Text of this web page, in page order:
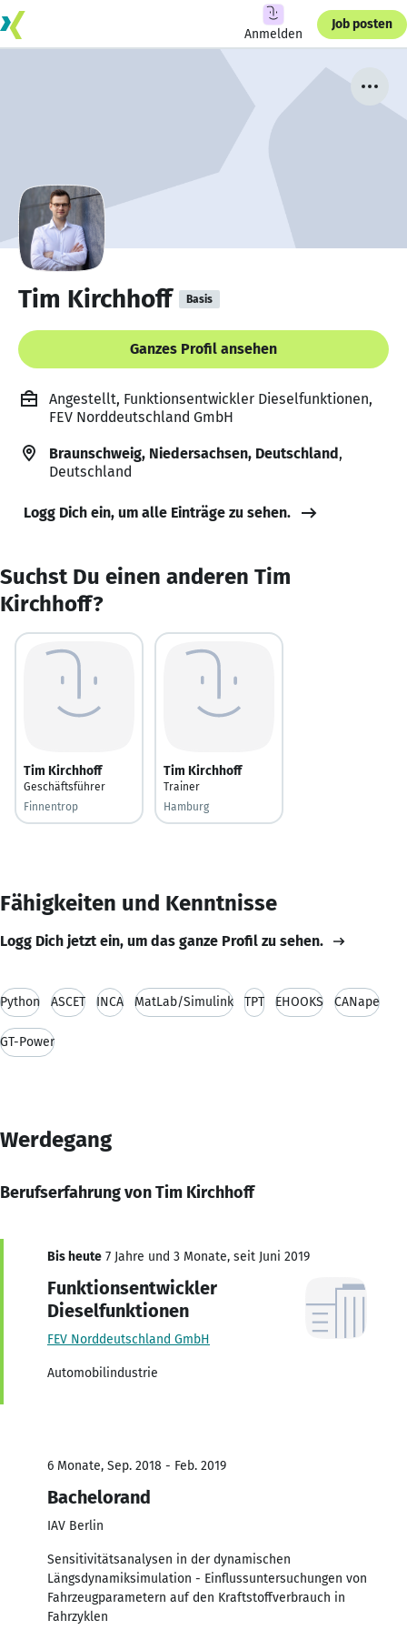
Anmelden
Job posten
Tim Kirchhoff Basis
Ganzes Profil ansehen
Angestellt, Funktionsentwickler Dieselfunktionen,
FEV Norddeutschland GmbH
Braunschweig, Niedersachsen, Deutschland,
Deutschland
Logg Dich ein, um alle Einträge zu sehen.
Suchst Du einen anderen Tim
Kirchhoff?
Tim Kirchhoff
Geschäftsführer
Finnentrop
Tim Kirchhoff
Trainer
Hamburg
Fähigkeiten und Kenntnisse
Logg Dich jetzt ein, um das ganze Profil zu sehen.
Python ASCET INCA MatLab/Simulink TPT EHOOKS CANape
GT-Power
Werdegang
Berufserfahrung von Tim Kirchhoff
Bis heute 7 Jahre und 3 Monate, seit Juni 2019
Funktionsentwickler
Dieselfunktionen
FEV Norddeutschland GmbH
Automobilindustrie
6 Monate, Sep. 2018 - Feb. 2019
Bachelorand
IAV Berlin
Sensitivitätsanalysen in der dynamischen
Längsdynamiksimulation - Einflussuntersuchungen von
Fahrzeugparametern auf den Kraftstoffverbrauch in
Fahrzyklen